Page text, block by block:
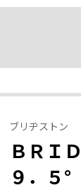
ブリヂストン
ＢＲ
９．５°